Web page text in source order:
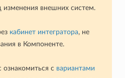
внешних систем.
кабинет интегратора, не
в Компоненте.
с вариантами